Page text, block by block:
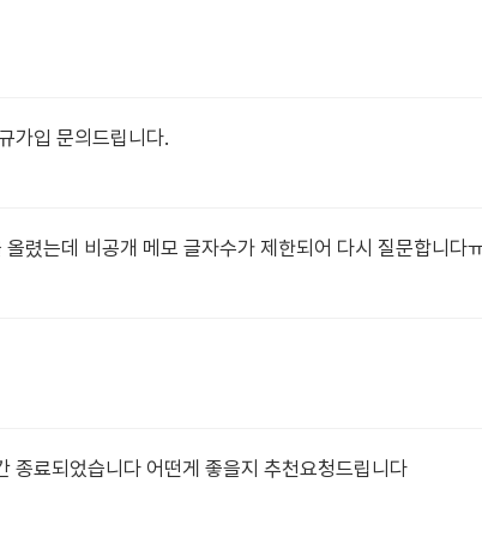
가입 문의드립니다.
렸는데 비공개 메모 글자수가 제한되어 다시 질문합니다
종료되었습니다 어떤게 좋을지 추천요청드립니다